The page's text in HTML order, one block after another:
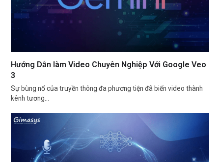
Hướng Dẫn làm Video Chuyên Nghiệp Với Google Veo
3
Sự bùng nổ của truyền thông đa phương tiện đã biến video thành
kênh tương…